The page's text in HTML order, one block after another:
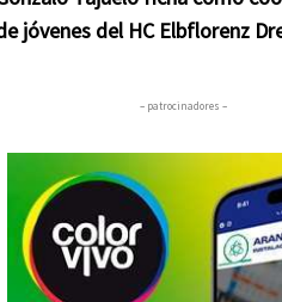
jóvenes del HC Elbflorenz
– patrocinadores –